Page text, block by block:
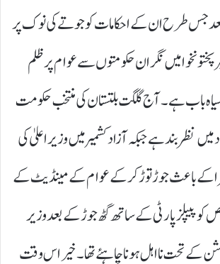
جس طرح ان کے احکامات کو جوتے کی نوک پر
پختونخوا میں نگران حکومتوں سے عوام پر ظلم
سیاہ باب ہے۔ آج گلگت بلتستان کی منتخب حکومت
میں نظر بند ہے جبکہ آزاد کشمیر میں وزیر اعلیٰ کی
کے باعث جوڑ توڑ کر کے عوام کے مینڈیٹ کے
پیپلز پارٹی کے ساتھ گٹھ جوڑ کے بعد وزیر
کے تحت نا اہل ہونا چاہئے تھا۔ خیر اس وقت